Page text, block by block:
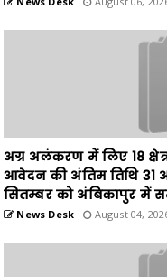
अग्र अलंकरण में लिए 18
आवेदन की अंतिम तिथि 31
सितम्बर को अंबिकापुर में
News Desk August 04,